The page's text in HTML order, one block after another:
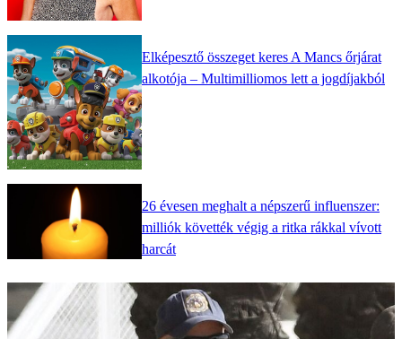
Elképesztő összeget keres A Mancs őrjárat
alkotója – Multimilliomos lett a jogdíjakból
26 évesen meghalt a népszerű influenszer:
milliók követték végig a ritka rákkal vívott
harcát